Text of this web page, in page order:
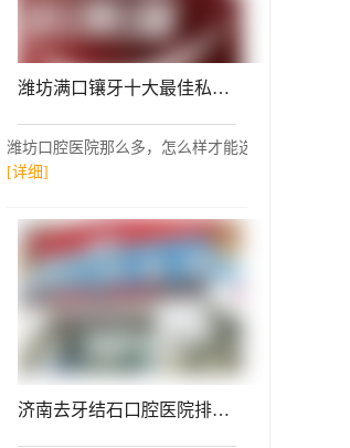
潍坊满口镶牙十大最佳私立口腔医院，贵阳利美康口腔(金阳分院)实力强更安全！
潍坊口腔医院那么多，怎么样才能选择一家满口
[详细]
济南去牙结石口腔医院排名前十名单公布，济南维乐（原圣贝）口腔医院医生手术专业、设备先进正规！